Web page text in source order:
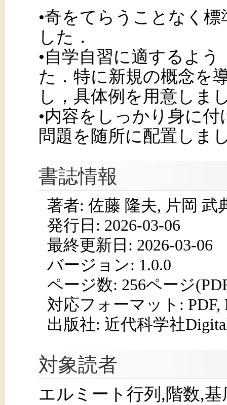
•奇をてらうことなく
した．
•自学自習に適するよ
た．特に新規の概念を
し，具体例を用意しま
•内容をしっかり身に
問題を随所に配置しま
書誌情報
著者: 佐藤 隆夫, 片岡 武
発行日: 2026-03-06
最終更新日: 2026-03-06
バージョン: 1.0.0
ページ数: 256ページ
対応フォーマット: PDF,
出版社: 近代科学社
対象読者
エルミート行列,階数,